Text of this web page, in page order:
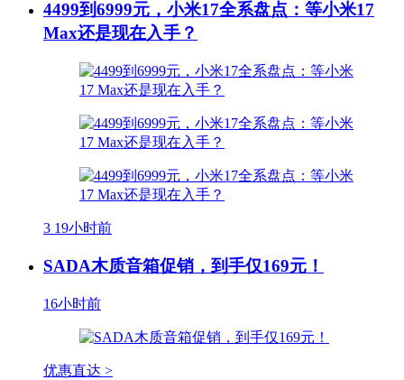
4499到6999元，小米17全系盘点：等小米17
Max还是现在入手？
3 19小时前
SADA木质音箱促销，到手仅169元！
16小时前
优惠直达 >